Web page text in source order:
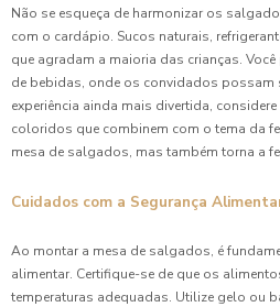
Não se esqueça de harmonizar os
com o cardápio. Sucos naturais,
que agradam a maioria das crianças.
de bebidas, onde os convidados possam
experiência ainda mais divertida,
coloridos que combinem com o tema da
mesa de salgados, mas também torna a
Cuidados com a Segurança
Ao montar a mesa de salgados, é
alimentar. Certifique-se de que os
temperaturas adequadas. Utilize gelo ou